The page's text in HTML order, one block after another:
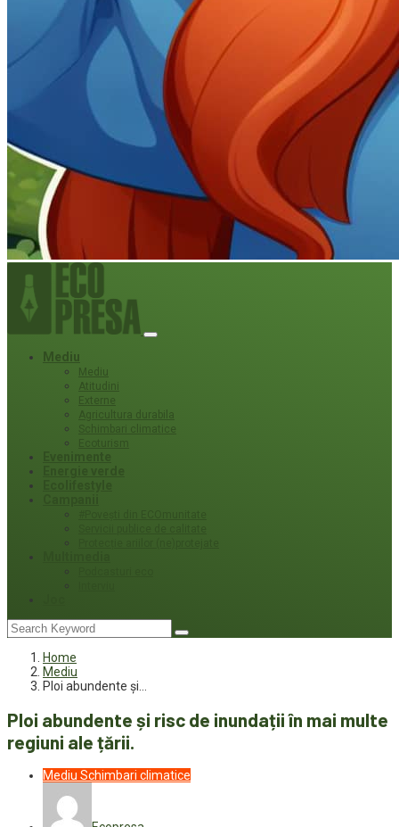
Mediu
Mediu
Atitudini
Externe
Agricultura durabila
Schimbari climatice
Ecoturism
Home
Mediu
Ploi abundente și…
Ploi abundente și risc de inundații în mai multe
regiuni ale țării.
Mediu Schimbari climatice